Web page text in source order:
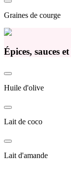
Graines de courge
Épices, sauces
Huile d'olive
Lait de coco
Lait d'amande